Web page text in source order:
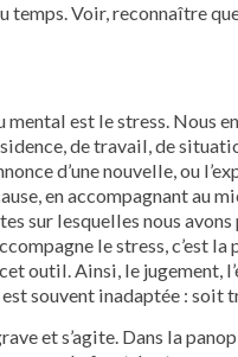
temps. Voir, reconnaître
mental est le stress. Nous
de travail, de
d’une nouvelle, ou
en accompagnant au
sur lesquelles nous avons
le stress, c’est
outil. Ainsi, le jugement,
souvent inadaptée : soit
et s’agite. Dans la